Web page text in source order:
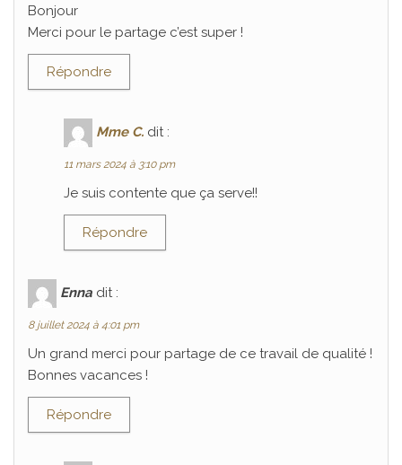
Bonjour
Merci pour le partage c’est super !
Répondre
Mme C. dit :
11 mars 2024 à 3:10 pm
Je suis contente que ça serve!!
Répondre
Enna dit :
8 juillet 2024 à 4:01 pm
Un grand merci pour partage de ce travail de qualité !
Bonnes vacances !
Répondre